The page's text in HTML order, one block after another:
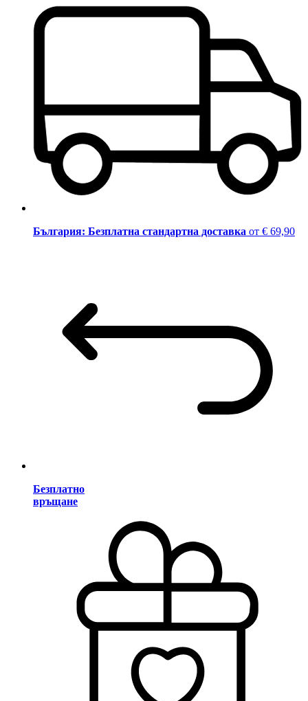
България: Безплатна стандартна доставка от € 69,90
Безплатно
връщане